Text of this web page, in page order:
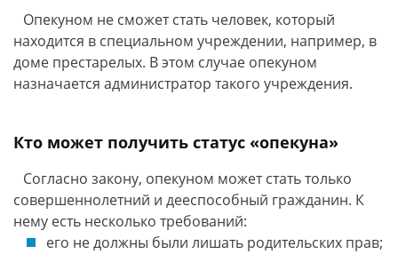
Опекуном не сможет стать человек, который
находится в специальном учреждении, например, в
доме престарелых. В этом случае опекуном
назначается администратор такого учреждения.
Кто может получить статус «опекуна»
Согласно закону, опекуном может стать только
совершеннолетний и дееспособный гражданин. К
нему есть несколько требований:
его не должны были лишать родительских прав;